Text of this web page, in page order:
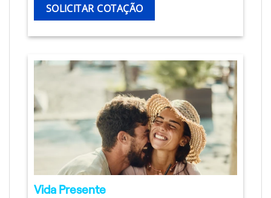
SOLICITAR COTAÇÃO
Vida Presente